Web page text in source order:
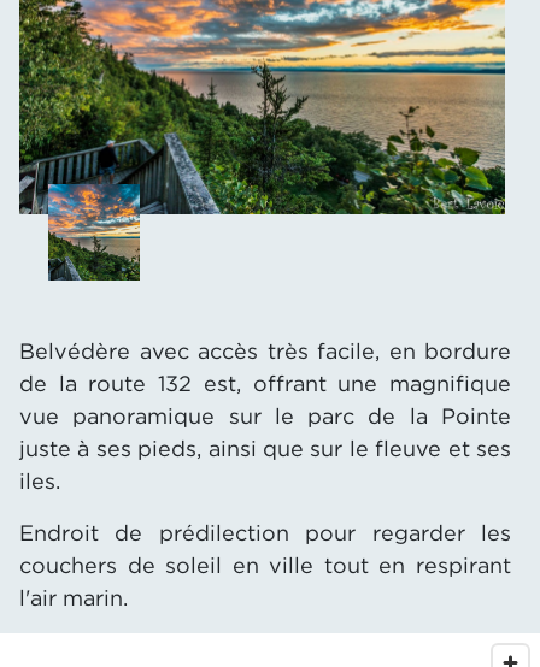
Belvédère avec accès très facile, en bordure
de la route 132 est, offrant une magnifique
vue panoramique sur le parc de la Pointe
juste à ses pieds, ainsi que sur le fleuve et ses
iles.
Endroit de prédilection pour regarder les
couchers de soleil en ville tout en respirant
l'air marin.